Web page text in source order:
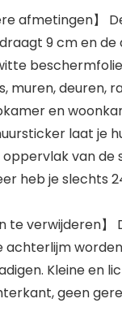
afmetingen】
9 cm en de
muren, deuren,
en
laat je
van de
heb je slechts
te verwijderen】
achterlijm
Kleine en
geen